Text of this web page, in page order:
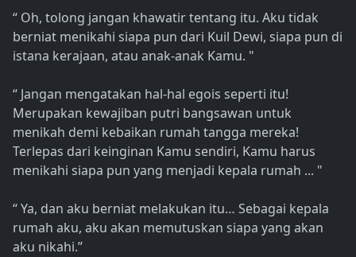
“ Oh, tolong jangan khawatir tentang itu. Aku tidak
berniat menikahi siapa pun dari Kuil Dewi, siapa pun di
istana kerajaan, atau anak-anak Kamu. "
“ Jangan mengatakan hal-hal egois seperti itu!
Merupakan kewajiban putri bangsawan untuk
menikah demi kebaikan rumah tangga mereka!
Terlepas dari keinginan Kamu sendiri, Kamu harus
menikahi siapa pun yang menjadi kepala rumah ... "
“ Ya, dan aku berniat melakukan itu… Sebagai kepala
rumah aku, aku akan memutuskan siapa yang akan
aku nikahi.”